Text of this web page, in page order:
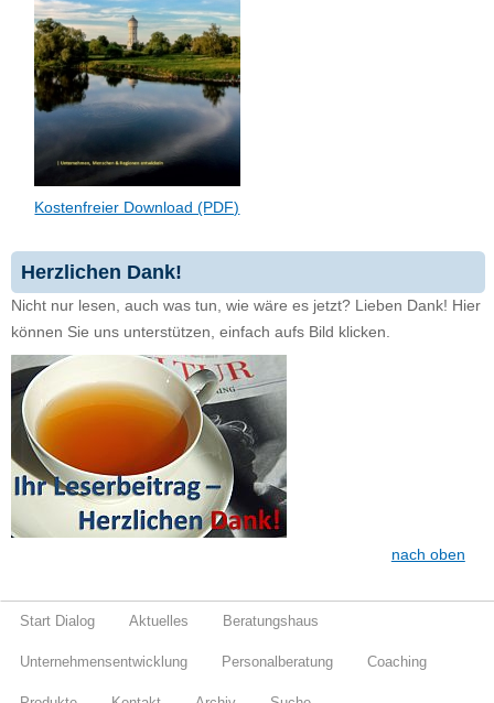
Kostenfreier Download (PDF)
Herzlichen Dank!
Nicht nur lesen, auch was tun, wie wäre es jetzt? Lieben Dank! Hier
können Sie uns unterstützen, einfach aufs Bild klicken.
nach oben
Start Dialog Aktuelles Beratungshaus
Unternehmensentwicklung Personalberatung Coaching